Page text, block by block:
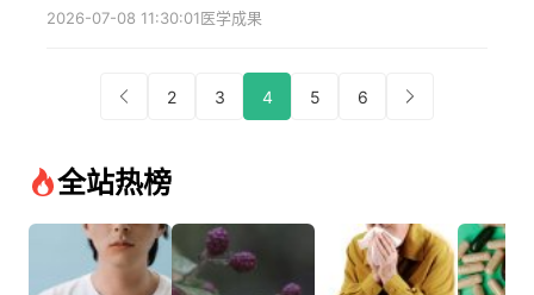
聚焦常见疾病预警信号、科学养生方法和实用
2026-07-08 11:30:01医学成果
2 3 4 5 6
全站热榜